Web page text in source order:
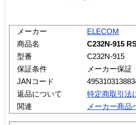
メーカー
ELECOM
商品名
C232N-915
型番
C232N-915
保証条件
メーカー保証
JANコード
返品について
特定商取引法
関連
メーカー商品